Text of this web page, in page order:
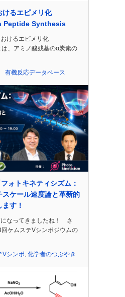
けるエピメリ化
Peptide Synthesis
けるエピメリ化
は、アミノ酸残基のα炭素の
機反応データベース
ォトキネティシズム：
スケール速度論と革新的
す！
なってきましたね！ さ
ケムステVシンポジウムの
Vシンポ 化学者のつぶやき